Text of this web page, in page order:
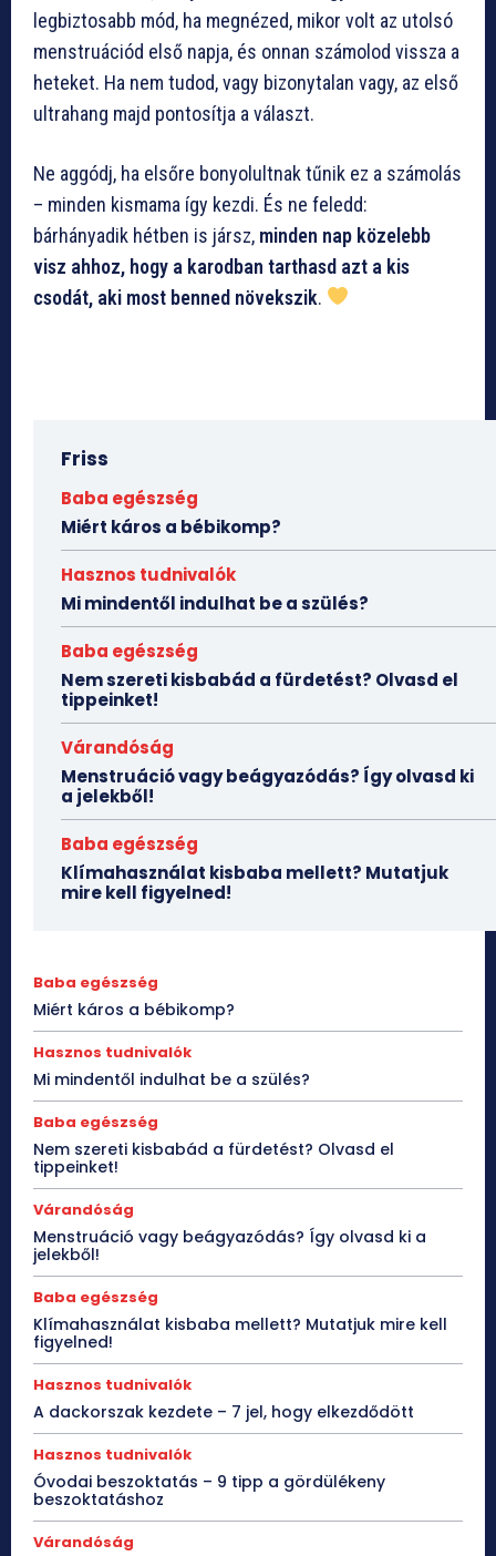
legbiztosabb mód, ha megnézed, mikor volt az utolsó
menstruációd első napja, és onnan számolod vissza a
heteket. Ha nem tudod, vagy bizonytalan vagy, az első
ultrahang majd pontosítja a választ.
Ne aggódj, ha elsőre bonyolultnak tűnik ez a számolás
– minden kismama így kezdi. És ne feledd:
bárhányadik hétben is jársz, minden nap közelebb
visz ahhoz, hogy a karodban tarthasd azt a kis
csodát, aki most benned növekszik.
Friss
Baba egészség
Miért káros a bébikomp?
Hasznos tudnivalók
Mi mindentől indulhat be a szülés?
Baba egészség
Nem szereti kisbabád a fürdetést? Olvasd el
tippeinket!
Várandóság
Menstruáció vagy beágyazódás? Így olvasd ki
a jelekből!
Baba egészség
Klímahasználat kisbaba mellett? Mutatjuk
mire kell figyelned!
Baba egészség
Miért káros a bébikomp?
Hasznos tudnivalók
Mi mindentől indulhat be a szülés?
Baba egészség
Nem szereti kisbabád a fürdetést? Olvasd el
tippeinket!
Várandóság
Menstruáció vagy beágyazódás? Így olvasd ki a
jelekből!
Baba egészség
Klímahasználat kisbaba mellett? Mutatjuk mire kell
figyelned!
Hasznos tudnivalók
A dackorszak kezdete – 7 jel, hogy elkezdődött
Hasznos tudnivalók
Óvodai beszoktatás – 9 tipp a gördülékeny
beszoktatáshoz
Várandóság